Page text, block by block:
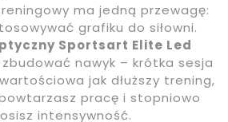
ma jedną przewagę:
grafiku do siłowni.
Sportsart Elite Led
nawyk – krótka sesja
jak dłuższy trening,
pracę i stopniowo
intensywność.